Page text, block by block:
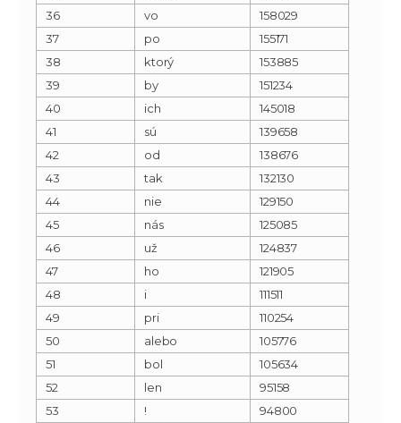
36
vo
158029
37
po
155171
38
ktorý
153885
39
by
151234
40
ich
145018
41
sú
139658
42
od
138676
43
tak
132130
44
nie
129150
45
nás
125085
46
už
124837
47
ho
121905
48
i
111511
49
pri
110254
50
alebo
105776
51
bol
105634
52
len
95158
53
!
94800